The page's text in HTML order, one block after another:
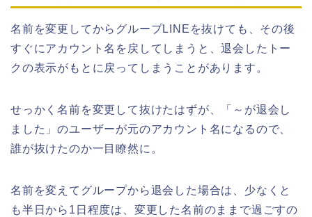
名前を変更してからグループLINEを抜けても、その後
すぐにアカウント名を戻してしまうと、退会したトー
クの表示がもとに戻ってしまうことがあります。
せっかく名前を変更して抜けたはずが、「～が退会し
ました」のユーザーが元のアカウント名になるので、
誰が抜けたのか一目瞭然に。
名前を変えてグループから退会した場合は、少なくと
も半日から1日程度は、変更した名前のままで過ごすの